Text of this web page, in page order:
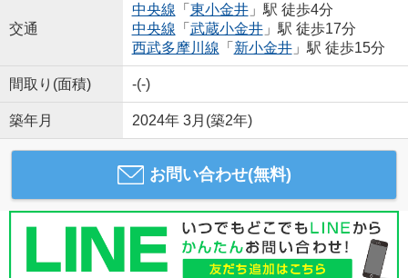
交通
中央線 「 東小金井」駅 徒歩4分
中央線 「 武蔵小金井」駅 徒歩17分
西武多摩川線 「 新小金井」駅 徒歩15分
間取り(面積) -(-)
築年月 2024年 3月(築2年)
お問い合わせ(無料)